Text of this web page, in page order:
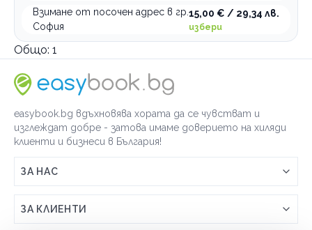
Взимане от посочен адрес в гр.
София
15,00 € / 29,34 лв.
избери
Общо: 1
easybook.bg вдъхновява хората да се чувстват и
изглеждат добре - затова имаме доверието на хиляди
клиенти и бизнеси в България!
ЗА НАС
Връзка с easybook.bg
ЗА КЛИЕНТИ